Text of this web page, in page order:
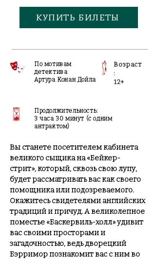
КУПИТЬ БИЛЕТЫ
По мотивам
детектива
Артура Конан Дойла
Возраст
:
12+
Продолжительность:
3 часа 30 минут (с одним
антрактом)
Вы станете посетителем кабинета
великого сыщика на «Бейкер-
стрит», который, сквозь свою лупу,
будет рассматривать вас как своего
помощника или подозреваемого.
Окажитесь свидетелями английских
традиций и причуд. А великолепное
поместье «Баскервиль-холл» удивит
вас своими просторами и
загадочностью, ведь дворецкий
Бэрримор познакомит вас с ним во